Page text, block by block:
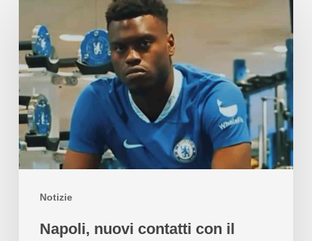
Notizie
Napoli, nuovi contatti con il